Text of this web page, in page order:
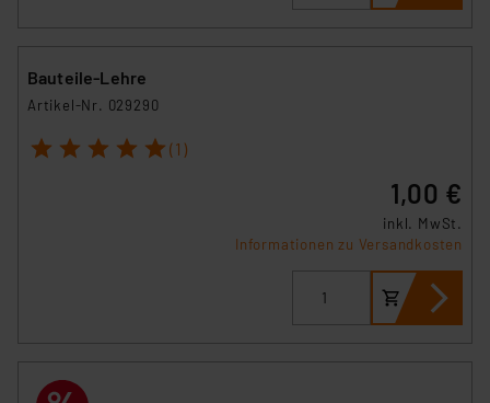
Bauteile-Lehre
Artikel-Nr. 029290
1 2 3 4 5 (1)
1,00 €
inkl. MwSt.
Informationen zu Versandkosten